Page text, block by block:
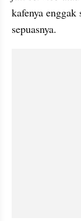
kafenya
sepuasnya.